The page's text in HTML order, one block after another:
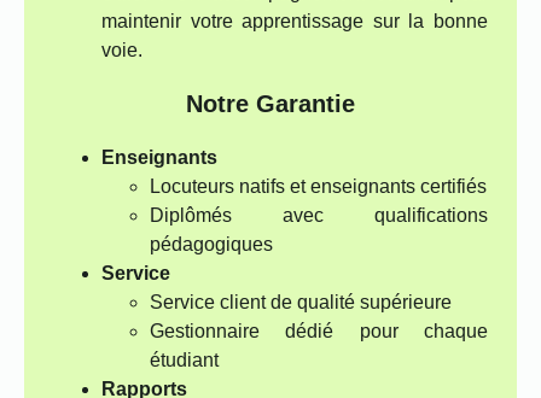
maintenir votre apprentissage sur la bonne
voie.
Notre Garantie
Enseignants
Locuteurs natifs et enseignants certifiés
Diplômés avec qualifications
pédagogiques
Service
Service client de qualité supérieure
Gestionnaire dédié pour chaque
étudiant
Rapports